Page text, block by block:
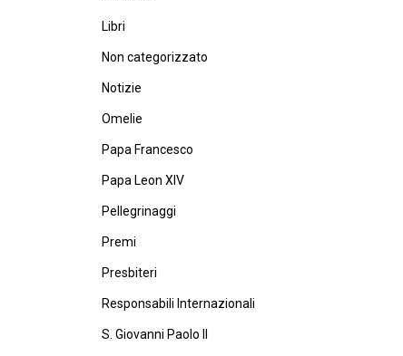
Libri
Non categorizzato
Notizie
Omelie
Papa Francesco
Papa Leon XIV
Pellegrinaggi
Premi
Presbiteri
Responsabili Internazionali
S. Giovanni Paolo II